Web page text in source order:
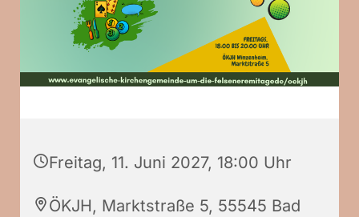
Freitag, 11. Juni 2027, 18:00 Uhr
ÖKJH, Marktstraße 5, 55545 Bad